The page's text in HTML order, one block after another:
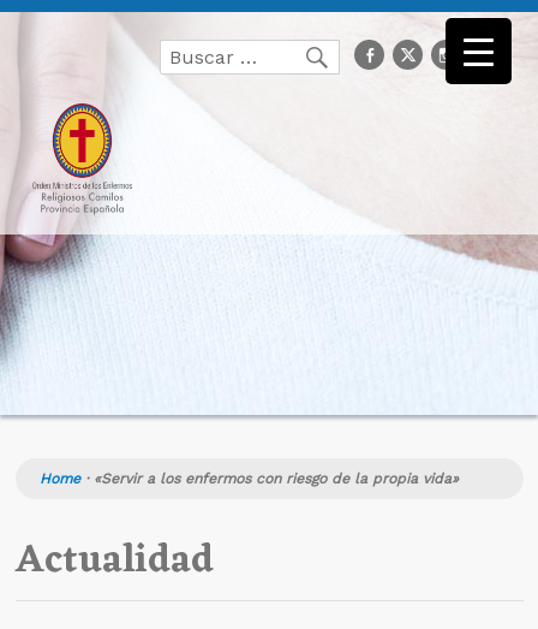
Buscar
por:
Buscarfacebook
Twitter
Home· «Servir a los enfermos con riesgo de la propia vida»
Actualidad